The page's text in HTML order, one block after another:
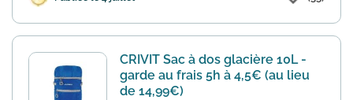
CRIVIT Sac à dos glacière 10L -
garde au frais 5h à 4,5€ (au lieu
de 14,99€)